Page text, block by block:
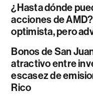
¿Hasta dónde
acciones de
optimista, pero
Bonos de San
atractivo entre
escasez de
Rico